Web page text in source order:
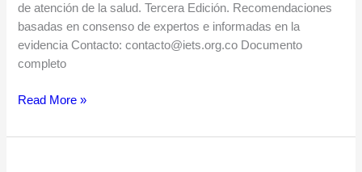
de atención de la salud. Tercera Edición. Recomendaciones
basadas en consenso de expertos e informadas en la
evidencia Contacto: contacto@iets.org.co Documento
completo
establecimientos
de
Read More »